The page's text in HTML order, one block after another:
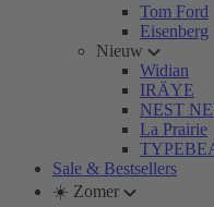
Tom Ford
Eisenberg
Nieuw
Widian
IRÄYE
NEST
La Prairie
Sale & Bestsellers
☀️ Zomer